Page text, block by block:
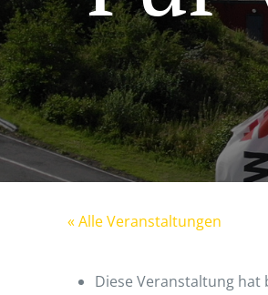
« Alle Veranstaltungen
Diese Veranstaltung